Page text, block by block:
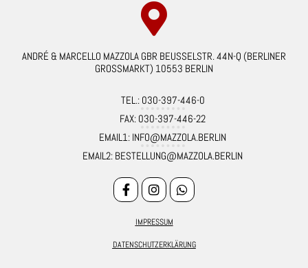
ANDRÉ & MARCELLO MAZZOLA GBR BEUSSELSTR. 44N-Q (BERLINER
GROSSMARKT) 10553 BERLIN
TEL.: 030-397-446-0
FAX: 030-397-446-22
EMAIL1: INFO@MAZZOLA.BERLIN
EMAIL2: BESTELLUNG@MAZZOLA.BERLIN
IMPRESSUM
DATENSCHUTZERKLÄRUNG